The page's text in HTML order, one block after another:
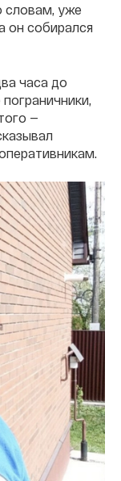
словам, уже
он собирался
часа до
—